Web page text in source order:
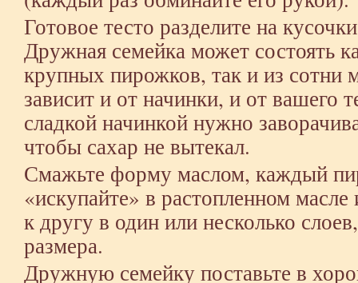
Готовое тесто разделите на
Дружная семейка может состоять
крупных пирожков, так и из сотни
зависит и от начинки, и от вашего
сладкой начинкой нужно
чтобы сахар не вытекал.
Смажьте форму маслом, каждый
«искупайте» в растопленном
к другу в один или несколько
размера.
Дружную семейку поставьте в